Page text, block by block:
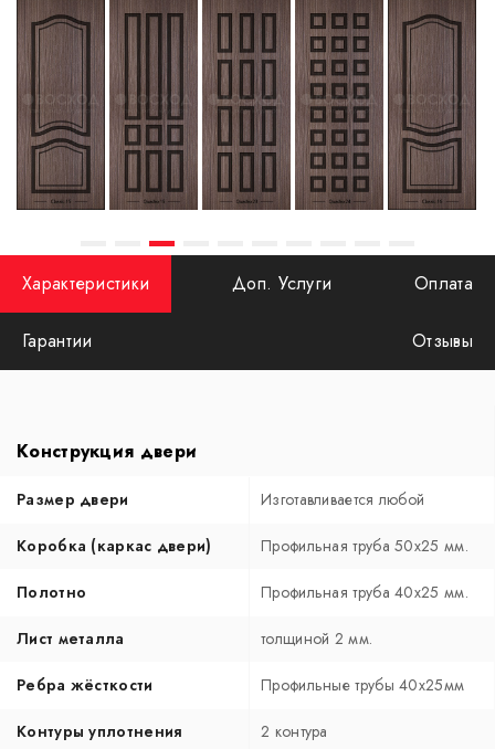
Характеристики Доп. Услуги Оплата
Гарантии Отзывы
Конструкция двери
Размер двери Изготавливается любой
Коробка (каркас двери) Профильная труба 50х25 мм.
Полотно Профильная труба 40х25 мм.
Лист металла толщиной 2 мм.
Ребра жёсткости Профильные трубы 40х25мм
Контуры уплотнения 2 контура